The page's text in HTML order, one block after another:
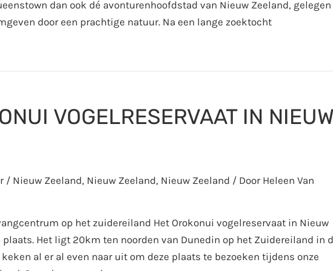
dan ook dé avonturenhoofdstad van Nieuw Zeeland, gelegen
door een prachtige natuur. Na een lange zoektocht
VOGELRESERVAAT IN NIEUW
/ Nieuw Zeeland, Nieuw Zeeland, Nieuw Zeeland / Door Heleen Van
op het zuidereiland Het Orokonui vogelreservaat in Nieuw
Het ligt 20km ten noorden van Dunedin op het Zuidereiland in
keken al er al even naar uit om deze plaats te bezoeken tijdens onze